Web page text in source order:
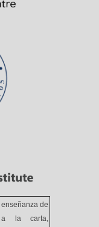
de
a la carta,